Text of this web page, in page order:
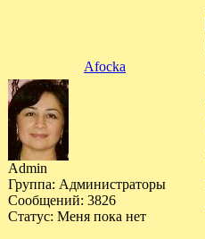
Afocka
Admin
Группа: Администраторы
Сообщений: 3826
Статус: Меня пока нет